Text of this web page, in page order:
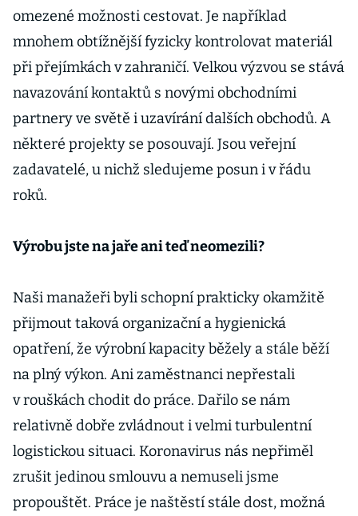
omezené možnosti cestovat. Je například
mnohem obtížnější fyzicky kontrolovat materiál
při přejímkách v zahraničí. Velkou výzvou se stává
navazování kontaktů s novými obchodními
partnery ve světě i uzavírání dalších obchodů. A
některé projekty se posouvají. Jsou veřejní
zadavatelé, u nichž sledujeme posun i v řádu
roků.
Výrobu jste na jaře ani teď neomezili?
Naši manažeři byli schopní prakticky okamžitě
přijmout taková organizační a hygienická
opatření, že výrobní kapacity běžely a stále běží
na plný výkon. Ani zaměstnanci nepřestali
v rouškách chodit do práce. Dařilo se nám
relativně dobře zvládnout i velmi turbulentní
logistickou situaci. Koronavirus nás nepřiměl
zrušit jedinou smlouvu a nemuseli jsme
propouštět. Práce je naštěstí stále dost, možná